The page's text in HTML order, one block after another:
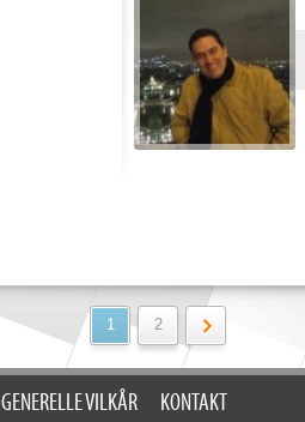
1 2
GENERELLE VILKÅR KONTAKT